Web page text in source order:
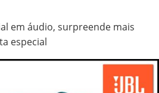
em áudio, surpreende mais
especial